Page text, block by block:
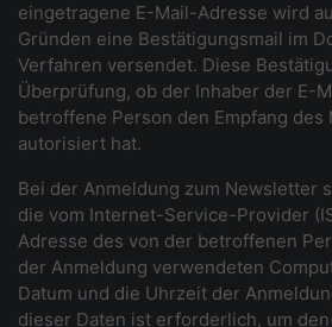
eingetragene E-Mail-Adresse wird
Gründen eine Bestätigungsmail im
Verfahren versendet. Diese
Überprüfung, ob der Inhaber der E-
betroffene Person den Empfang des
autorisiert hat.
Bei der Anmeldung zum Newsletter
die vom Internet-Service-Provider
Adresse des von der betroffenen
der Anmeldung verwendeten
Datum und die Uhrzeit der
dieser Daten ist erforderlich, um